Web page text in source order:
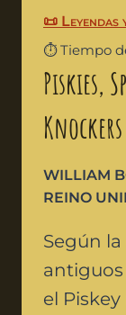
📜 Leyendas
⏱️ Tiempo
Piskies,
Knockers
WILLIAM
REINO
Según
el